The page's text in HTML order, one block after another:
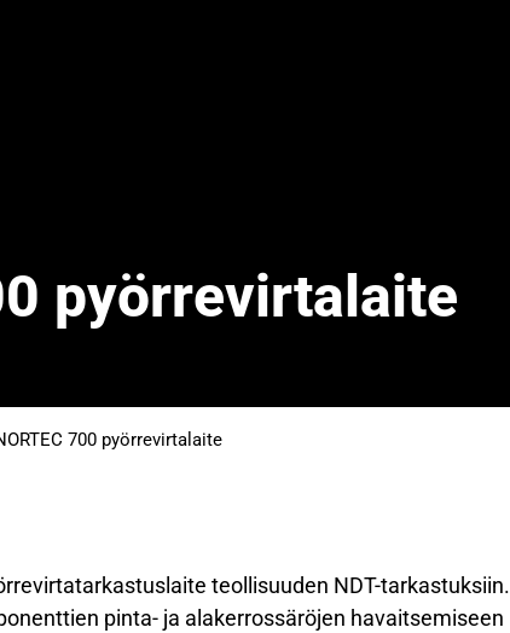
pyörrevirtalaite
700 pyörrevirtalaite
teollisuuden NDT-tarkastuksiin.
pinta- ja alakerrossäröjen havaitsemiseen